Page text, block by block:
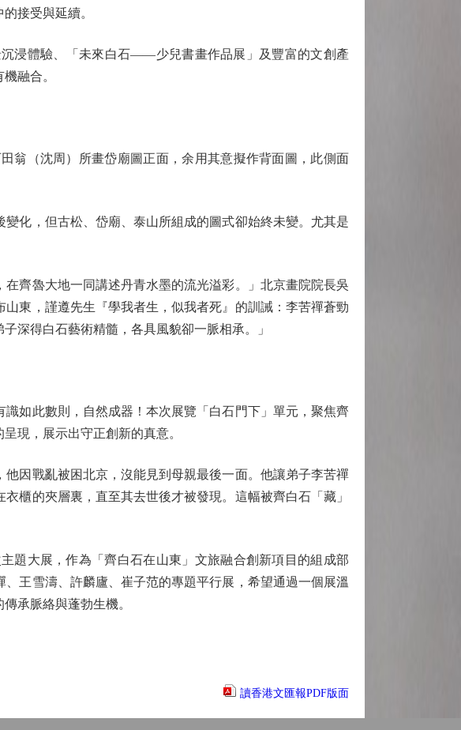
接受與延續。
浸體驗、「未來白石——少兒書畫作品展」及豐富的文創產
融合。
（沈周）所畫岱廟圖正面，余用其意擬作背面圖，此側面
化，但古松、岱廟、泰山所組成的圖式卻始終未變。尤其是
齊魯大地一同講述丹青水墨的流光溢彩。」北京畫院院長吳
東，謹遵先生『學我者生，似我者死』的訓誡：李苦禪蒼勁
深得白石藝術精髓，各具風貌卻一脈相承。」
如此數則，自然成器！本次展覽「白石門下」單元，聚焦齊
現，展示出守正創新的真意。
因戰亂被困北京，沒能見到母親最後一面。他讓弟子李苦禪
櫃的夾層裏，直至其去世後才被發現。這幅被齊白石「藏」
大展，作為「齊白石在山東」文旅融合創新項目的組成部
王雪濤、許麟廬、崔子范的專題平行展，希望通過一個展溫
承脈絡與蓬勃生機。
讀香港文匯報PDF版面